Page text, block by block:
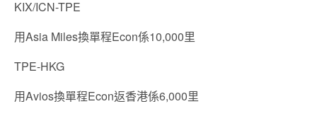
KIX/ICN-TPE
用Asia Miles換單程Econ係10,000里
TPE-HKG
用Avios換單程Econ返香港係6,000里